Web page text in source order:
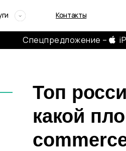
Спецпредложение –
Топ
какой
Обсудить